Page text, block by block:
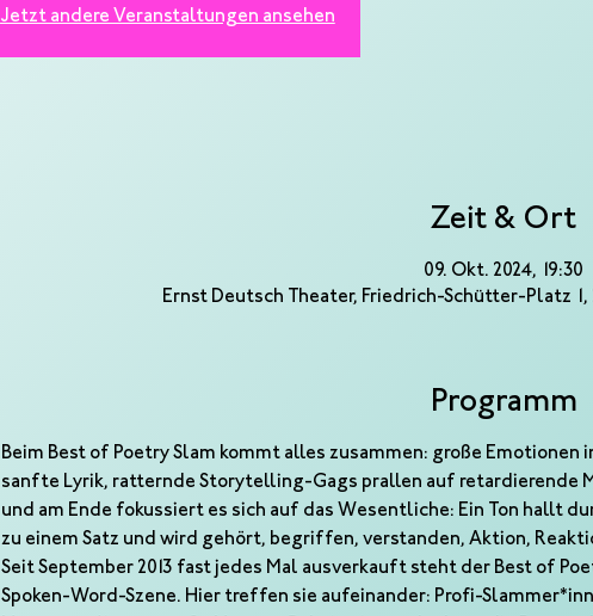
Jetzt andere Veranstaltungen ansehen
Zeit & Ort
09. Okt. 2024, 19:30
Ernst Deutsch Theater, Friedrich-Schütter-Platz
Programm
Beim Best of Poetry Slam kommt alles zusammen: große
sanfte Lyrik, ratternde Storytelling-Gags prallen auf retardierende
und am Ende fokussiert es sich auf das Wesentliche: Ein Ton hallt
zu einem Satz und wird gehört, begriffen, verstanden, Aktion,
Seit September 2013 fast jedes Mal ausverkauft steht der Best of
Spoken-Word-Szene. Hier treffen sie aufeinander: Profi-